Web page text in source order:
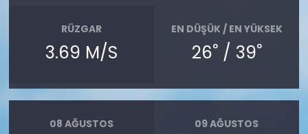
RÜZGAR
3.69 M/S
EN DÜŞÜK / EN YÜKSEK
26°/ 39°
08 AĞUSTOS 09 AĞUSTOS